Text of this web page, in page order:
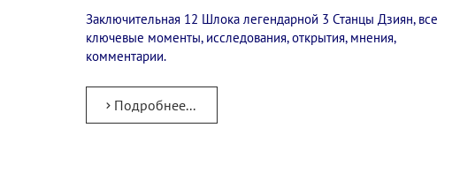
Заключительная 12 Шлока легендарной 3 Станцы Дзиян, все
ключевые моменты, исследования, открытия, мнения,
комментарии.
Подробнее...